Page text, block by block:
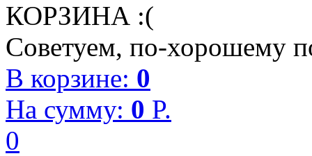
КОРЗИНА :(
Советуем, по-хорошему
В корзине: 0
На сумму: 0 P.
0